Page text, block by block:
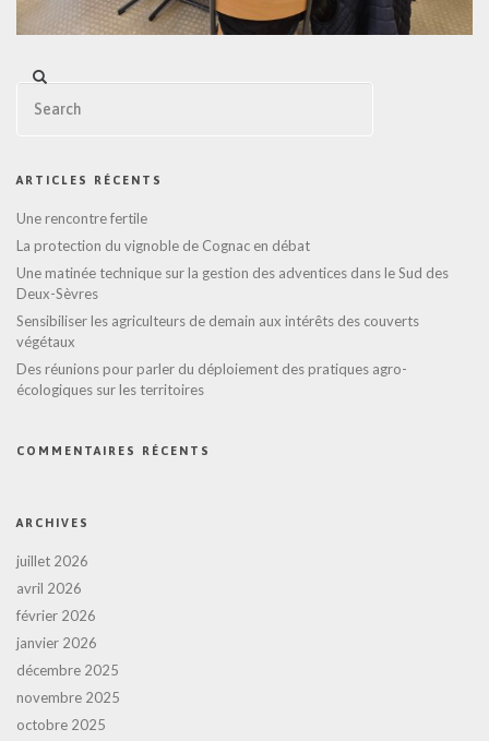
ARTICLES RÉCENTS
Une rencontre fertile
La protection du vignoble de Cognac en débat
Une matinée technique sur la gestion des adventices dans le Sud des
Deux-Sèvres
Sensibiliser les agriculteurs de demain aux intérêts des couverts
végétaux
Des réunions pour parler du déploiement des pratiques agro-
écologiques sur les territoires
COMMENTAIRES RÉCENTS
ARCHIVES
juillet 2026
avril 2026
février 2026
janvier 2026
décembre 2025
novembre 2025
octobre 2025